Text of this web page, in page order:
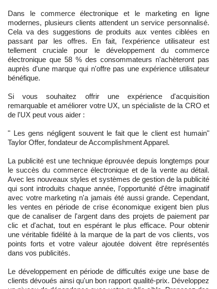
Dans le commerce électronique et le marketing en ligne
modernes, plusieurs clients attendent un service personnalisé.
Cela va des suggestions de produits aux ventes ciblées en
passant par les offres. En fait, l'expérience utilisateur est
tellement cruciale pour le développement du commerce
électronique que 58 % des consommateurs n'achèteront pas
auprès d'une marque qui n'offre pas une expérience utilisateur
bénéfique.
Si vous souhaitez offrir une expérience d'acquisition
remarquable et améliorer votre UX, un spécialiste de la CRO et
de l'UX peut vous aider :
" Les gens négligent souvent le fait que le client est humain"
Taylor Offer, fondateur de Accomplishment Apparel.
La publicité est une technique éprouvée depuis longtemps pour
le succès du commerce électronique et de la vente au détail.
Avec les nouveaux styles et systèmes de gestion de la publicité
qui sont introduits chaque année, l'opportunité d'être imaginatif
avec votre marketing n'a jamais été aussi grande. Cependant,
les ventes en période de crise économique exigent bien plus
que de canaliser de l'argent dans des projets de paiement par
clic et d'achat, tout en espérant le plus efficace. Pour obtenir
une véritable fidélité à la marque de la part de vos clients, vos
points forts et votre valeur ajoutée doivent être représentés
dans vos publicités.
Le développement en période de difficultés exige une base de
clients dévoués ainsi qu'un bon rapport qualité-prix. Développez